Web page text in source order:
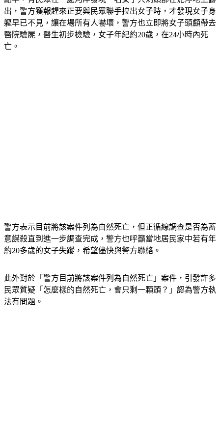
出，警方獲報趕來正要與民眾聯手拉出女子時，才發現女子身
軀早已不見，讓在場所有人嚇壞，警方也立即將女子頭顱帶去
醫院驗屍，醫生初步檢驗，女子年紀約20歲，在24小時內死
亡。
警方表示目前將該案件列為自然死亡，但正循線調查是否為蓄
意謀殺直到進一步調查完成，警方也呼籲當地居民家中若有年
約20多歲的女子失蹤，希望儘快與警方聯絡。
此外對於「警方目前將該案件列為自然死亡」案件，引發許多
民眾質疑「怎麼樣的自然死亡，會只剩一顆頭？」認為警方執
法有問題。